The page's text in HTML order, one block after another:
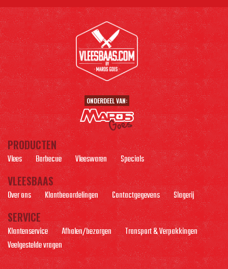
ONDERDEEL VAN:
PRODUCTEN
Vlees Barbecue Vleeswaren Specials
VLEESBAAS
Over ons Klantbeoordelingen Contactgegevens Slagerij
SERVICE
Klantenservice Afhalen/bezorgen
Transport & Verpakkingen
Veelgestelde vragen